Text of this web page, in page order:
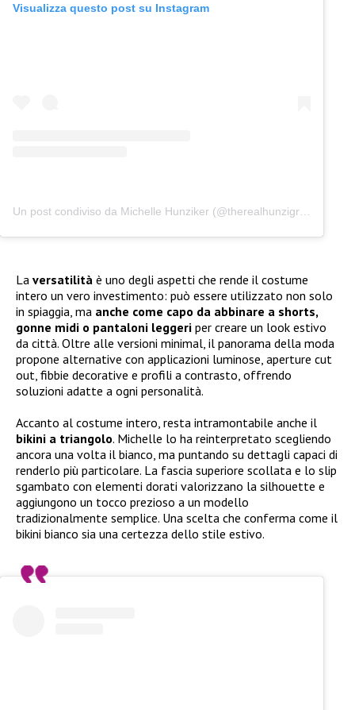
Visualizza questo post su Instagram
La versatilità è uno degli aspetti che rende il costume
intero un vero investimento: può essere utilizzato non solo
in spiaggia, ma anche come capo da abbinare a shorts,
gonne midi o pantaloni leggeri per creare un look estivo
da città. Oltre alle versioni minimal, il panorama della moda
propone alternative con applicazioni luminose, aperture cut
out, fibbie decorative e profili a contrasto, offrendo
soluzioni adatte a ogni personalità.
Accanto al costume intero, resta intramontabile anche il
bikini a triangolo. Michelle lo ha reinterpretato scegliendo
ancora una volta il bianco, ma puntando su dettagli capaci di
renderlo più particolare. La fascia superiore scollata e lo slip
sgambato con elementi dorati valorizzano la silhouette e
aggiungono un tocco prezioso a un modello
tradizionalmente semplice. Una scelta che conferma come il
bikini bianco sia una certezza dello stile estivo.